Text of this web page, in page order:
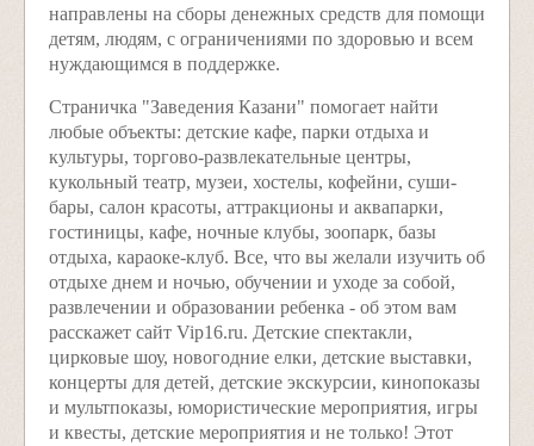
направлены на сборы денежных средств для помощи
детям, людям, с ограничениями по здоровью и всем
нуждающимся в поддержке.
Страничка "Заведения Казани" помогает найти
любые объекты: детские кафе, парки отдыха и
культуры, торгово-развлекательные центры,
кукольный театр, музеи, хостелы, кофейни, суши-
бары, салон красоты, аттракционы и аквапарки,
гостиницы, кафе, ночные клубы, зоопарк, базы
отдыха, караоке-клуб. Все, что вы желали изучить об
отдыхе днем и ночью, обучении и уходе за собой,
развлечении и образовании ребенка - об этом вам
расскажет сайт Vip16.ru. Детские спектакли,
цирковые шоу, новогодние елки, детские выставки,
концерты для детей, детские экскурсии, кинопоказы
и мультпоказы, юмористические мероприятия, игры
и квесты, детские мероприятия и не только! Этот